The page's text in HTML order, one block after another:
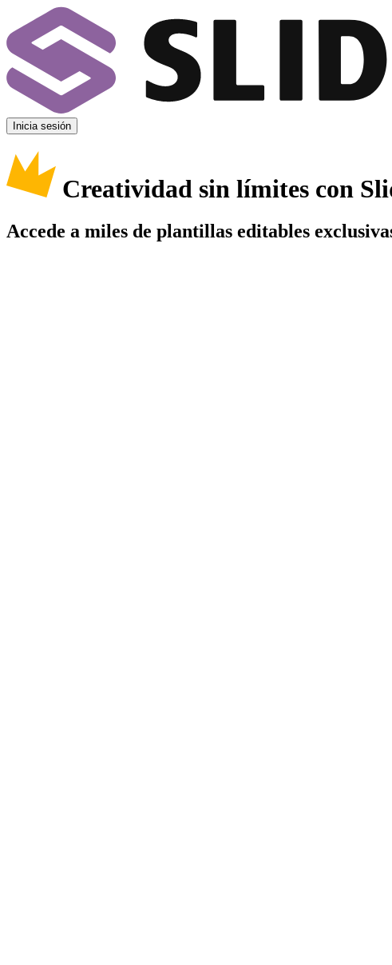
Inicia sesión
Creatividad sin límites con
Accede a miles de plantillas editables